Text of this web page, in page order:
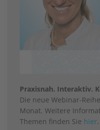
Praxisnah. Interaktiv.
Die neue Webinar-
Monat. Weitere
Themen finden Sie hier.